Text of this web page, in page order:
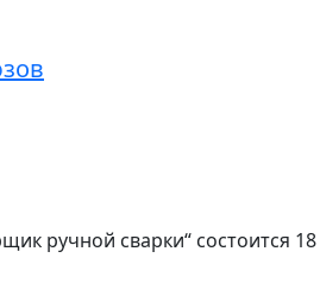
ручной сварки“ состоится